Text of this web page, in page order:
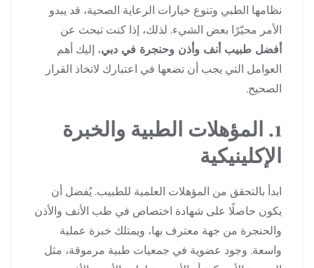
نظامها الطبي وتنوع خيارات الرعاية الصحية، قد يبدو
الأمر محيّرًا بعض الشيء. لذلك، إذا كنت تبحث عن
أفضل طبيب أنف وأذن وحنجرة في دبي، إليك أهم
العوامل التي يجب أن تضعها في اعتبارك لاتخاذ القرار
الصحيح.
1. المؤهلات الطبية والخبرة
الإكلينيكية
ابدأ بالتحقق من المؤهلات العلمية للطبيب. يُفضل أن
يكون حاصلًا على شهادة اختصاص في طب الأنف والأذن
والحنجرة من جهة معترف بها، ويمتلك خبرة عملية
واسعة. وجود عضوية في جمعيات طبية مرموقة، مثل